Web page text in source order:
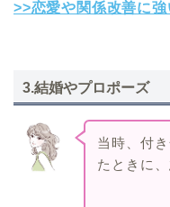
>>恋愛や関係改善に
3.結婚やプロポーズ
当時、付
たときに